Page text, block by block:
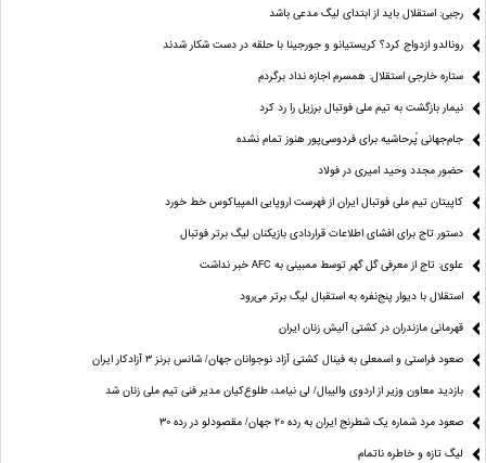
رجبی: استقلال باید از ابتدای لیگ مدعی باشد
رونالدو ازدواج کرد؟ کریستیانو و جورجینا با حلقه در دست شکار شدند
ستاره خارجی استقلال: همسرم اجازه نداد برگردم
نیمار بازگشت به تیم ملی فوتبال برزیل را رد کرد
جام‌جهانی پُرحاشیه برای فردوسی‌پور هنوز تمام نشده
حضور مجدد وحید امیری در فولاد
کاپیتان تیم ملی فوتبال ایران از فهرست اروپایی المپیاکوس خط خورد
دستور تاج برای افشای اطلاعات قراردادی بازیکنان لیگ برتر فوتبال
علوی: تاج از معرفی گل گهر توسط ممبینی به AFC خبر نداشت
استقلال با دیوار پنج‌نفره به استقبال لیگ برتر می‌رود
قهرمانی مازندران در کشتی آلیش زنان ایران
صعود فراستی و اسمعلی به فینال کشتی آزاد نوجوانان جهان/ شانس برنز ۳ آزادکار ایران
بازدید معاون وزیر از اردوی والیبال/ لی نیامد، طلوع‌کیان مدیر فنی تیم ملی زنان شد
صعود مرد شماره یک شطرنج ایران به رده ۲۰ جهان/ مقصودلو در رده ۳۰
لیگ تازه و خاطره ناتمام